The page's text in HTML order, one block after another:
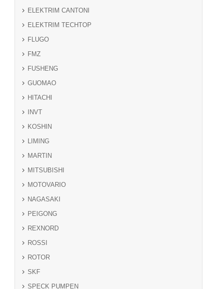
ELEKTRIM CANTONI
ELEKTRIM TECHTOP
FLUGO
FMZ
FUSHENG
GUOMAO
HITACHI
INVT
KOSHIN
LIMING
MARTIN
MITSUBISHI
MOTOVARIO
NAGASAKI
PEIGONG
REXNORD
ROSSI
ROTOR
SKF
SPECK PUMPEN